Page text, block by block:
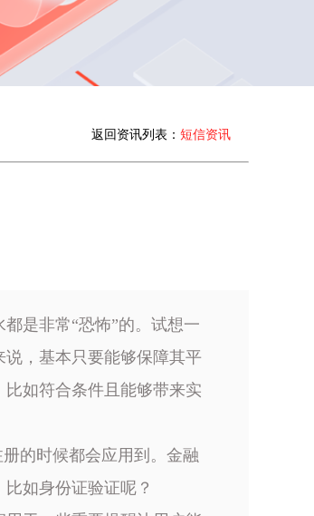
返回资讯列表： 短信资讯
是非常“恐怖”的。试想一
，基本只要能够保障其平
如符合条件且能够带来实
的时候都会应用到。金融
如身份证验证呢？